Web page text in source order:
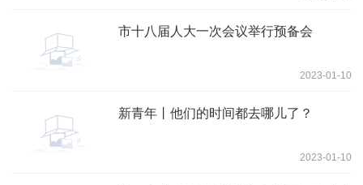
市十八届人大一次会议举行预备会
2023-01-10
新青年丨他们的时间都去哪儿了？
2023-01-10